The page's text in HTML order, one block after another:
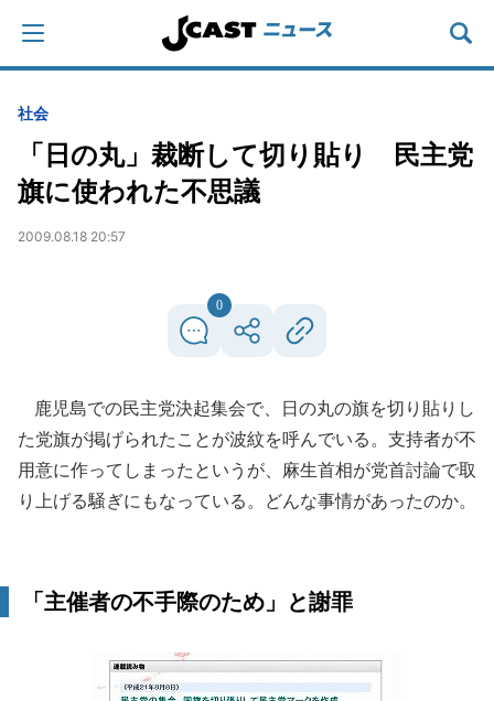
社会
「日の丸」裁断して切り貼り 民主党
旗に使われた不思議
2009.08.18 20:57
0
鹿児島での民主党決起集会で、日の丸の旗を切り貼りし
た党旗が掲げられたことが波紋を呼んでいる。支持者が不
用意に作ってしまったというが、麻生首相が党首討論で取
り上げる騒ぎにもなっている。どんな事情があったのか。
「主催者の不手際のため」と謝罪